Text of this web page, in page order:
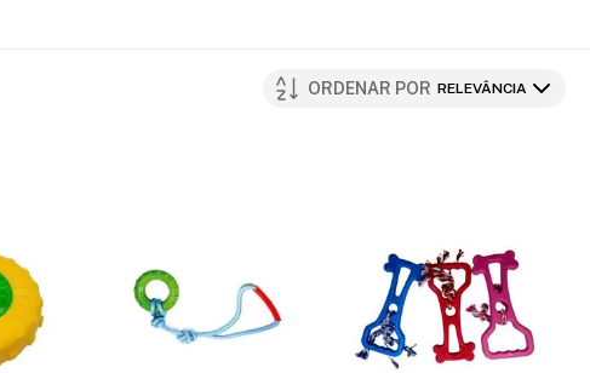
ORDENAR POR RELEVÂNCIA